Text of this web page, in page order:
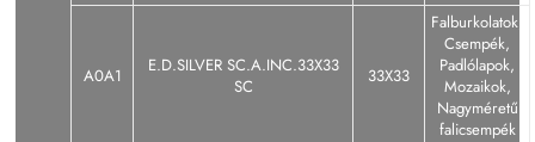
A0A1
E.D.SILVER SC.A.INC.33X33
SC
33X33
Falburkolatok,
Csempék,
Padlólapok,
Mozaikok,
Nagyméretű
falicsempék